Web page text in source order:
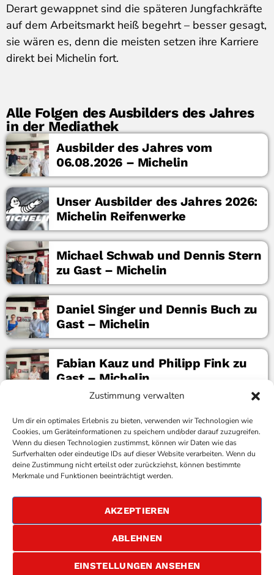
Zustimmung verwalten
Um dir ein optimales Erlebnis zu bieten, verwenden wir Technologien wie
Cookies, um Geräteinformationen zu speichern und/oder darauf zuzugreifen.
Wenn du diesen Technologien zustimmst, können wir Daten wie das
Surfverhalten oder eindeutige IDs auf dieser Website verarbeiten. Wenn du
deine Zustimmung nicht erteilst oder zurückziehst, können bestimmte
Merkmale und Funktionen beeinträchtigt werden.
AKZEPTIEREN
ABLEHNEN
EINSTELLUNGEN ANSEHEN
Derart gewappnet sind die späteren Jungfachkräfte
auf dem Arbeitsmarkt heiß begehrt – besser gesagt,
sie wären es, denn die meisten setzen ihre Karriere
direkt bei Michelin fort.
Alle Folgen des Ausbilders des Jahres
in der Mediathek
Ausbilder des Jahres vom
06.08.2026 – Michelin
Unser Ausbilder des Jahres 2026:
Michelin Reifenwerke
Michael Schwab und Dennis Stern
zu Gast – Michelin
Daniel Singer und Dennis Buch zu
Gast – Michelin
Fabian Kauz und Philipp Fink zu
Gast – Michelin
Ähnliche Artikel
COPYRIGHTANTENNE BAD KREUZNACH
DATENSCHUTZERKLÄRUNG
ALLGEMEINE GESCHÄFTSBEDINGUNGEN